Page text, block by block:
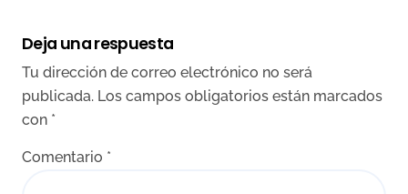
Deja una respuesta
Tu dirección de correo electrónico no será
publicada. Los campos obligatorios están marcados
con *
Comentario *